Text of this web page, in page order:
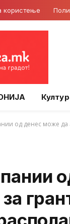
користење
од денес може да